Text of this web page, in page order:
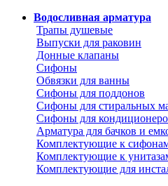
Водосливная арматура
Трапы душевые
Выпуски для раковин
Донные клапаны
Сифоны
Обвязки для ванны
Сифоны для поддонов
Сифоны для стиральных
Сифоны для
Арматура для бачков и
Комплектующие к
Комплектующие к
Комплектующие для